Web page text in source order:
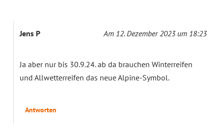
Jens P Am 12. Dezember 2023 um 18:23
Ja aber nur bis 30.9.24. ab da brauchen Winterreifen
und Allwetterreifen das neue Alpine-Symbol.
Antworten